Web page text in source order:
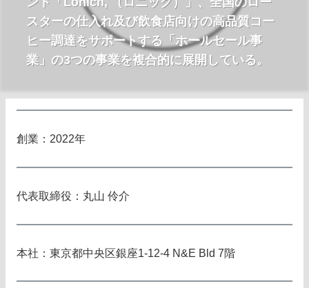
スターの仕入れ及び飲食店向けの高品質コー
ヒー調達をサポートする「ホールセール事
業」の3つの事業を複合的に展開している。
創業：2022年
代表取締役：丸山 伶介
本社：東京都中央区銀座1-12-4 N&E Bld 7階